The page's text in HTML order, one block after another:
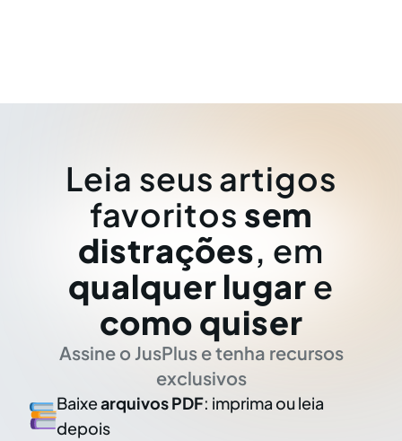
Leia seus artigos
favoritos sem
distrações, em
qualquer lugar e
como quiser
Assine o JusPlus e tenha recursos
exclusivos
Baixearquivos PDF: imprima ou leia
depois